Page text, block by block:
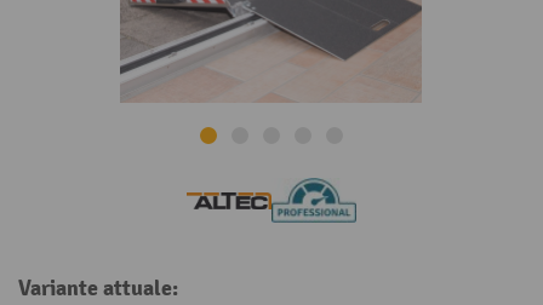
Variante attuale: